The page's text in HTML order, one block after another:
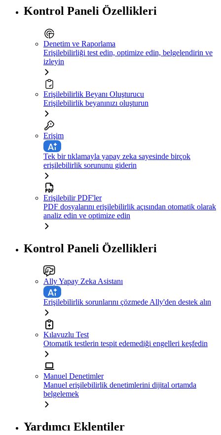
Kontrol Paneli Özellikleri
Denetim ve Raporlama
Erişilebilirliği test edin, optimize edin, belgelendirin ve
izleyin
Erişilebilirlik Beyanı Oluşturucu
Erişilebilirlik beyanınızı oluşturun
Erişim
Tek bir tıklamayla yapay zeka sayesinde birçok
erişilebilirlik sorununu giderin
Erişilebilir PDF'ler
PDF dosyalarını erişilebilirlik açısından otomatik olarak
analiz edin ve optimize edin
Kontrol Paneli Özellikleri
Ally Yapay Zeka Asistanı
Erişilebilirlik sorunlarını çözmede Ally'den destek alın
Kılavuzlu Test
Otomatik testlerin tespit edemediği engelleri keşfedin
Manuel Denetimler
Manuel erişilebilirlik denetimlerini dijital ortamda
belgelemek
Yardımcı Eklentiler